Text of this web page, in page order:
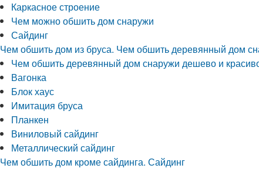
Каркасное строение
Чем можно обшить дом снаружи
Сайдинг
Чем обшить дом из бруса. Чем обшить деревянный дом
Чем обшить деревянный дом снаружи дешево и
Вагонка
Блок хаус
Имитация бруса
Планкен
Виниловый сайдинг
Металлический сайдинг
Чем обшить дом кроме сайдинга. Сайдинг